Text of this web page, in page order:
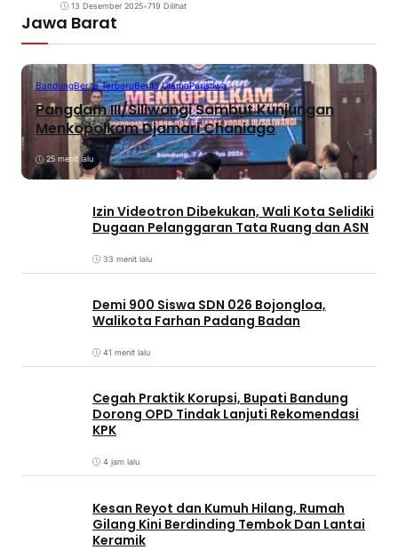
13 Desember 2025•719 Dilihat
Jawa Barat
BandungBerita TerbaruBerita UtamaPeristiwa
Pangdam III/Siliwangi Sambut Kunjungan
Menkopolkam Djamari Chaniago
25 menit lalu
Izin Videotron Dibekukan, Wali Kota Selidiki
Dugaan Pelanggaran Tata Ruang dan ASN
33 menit lalu
Demi 900 Siswa SDN 026 Bojongloa,
Walikota Farhan Padang Badan
41 menit lalu
Cegah Praktik Korupsi, Bupati Bandung
Dorong OPD Tindak Lanjuti Rekomendasi
KPK
4 jam lalu
Kesan Reyot dan Kumuh Hilang, Rumah
Gilang Kini Berdinding Tembok Dan Lantai
Keramik